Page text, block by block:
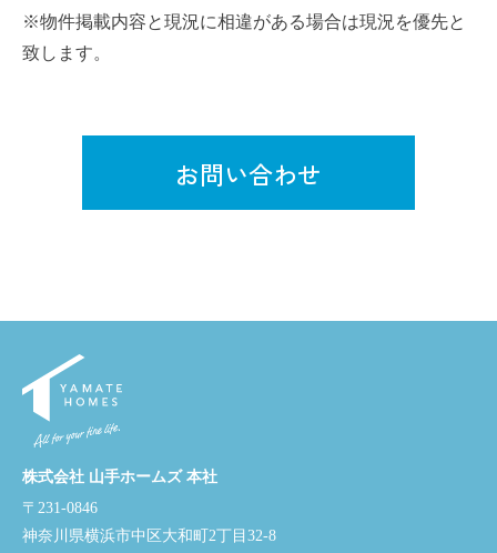
※物件掲載内容と現況に相違がある場合は現況を優先と
致します。
お問い合わせ
株式会社 山手ホームズ 本社
〒231-0846
神奈川県横浜市中区大和町2丁目32-8